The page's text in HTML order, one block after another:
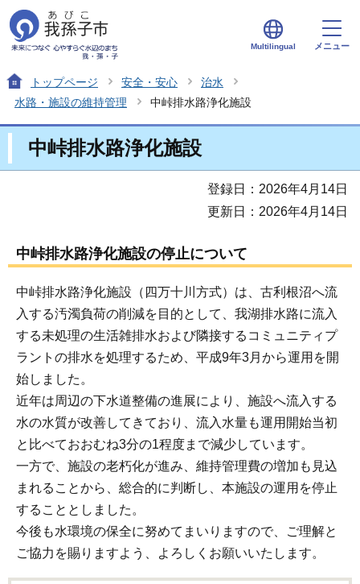
Multilingual メニュー
トップページ 安全・安心
治水
水路・施設の維持管理
中峠排水路浄化施設
中峠排水路浄化施設
登録日：2026年4月14日
更新日：2026年4月14日
中峠排水路浄化施設の停止について
中峠排水路浄化施設（四万十川方式）は、古利根沼へ流
入する汚濁負荷の削減を目的として、我湖排水路に流入
する未処理の生活雑排水および隣接するコミュニティプ
ラントの排水を処理するため、平成9年3月から運用を開
始しました。
近年は周辺の下水道整備の進展により、施設へ流入する
水の水質が改善してきており、流入水量も運用開始当初
と比べておおむね3分の1程度まで減少しています。
一方で、施設の老朽化が進み、維持管理費の増加も見込
まれることから、総合的に判断し、本施設の運用を停止
することとしました。
今後も水環境の保全に努めてまいりますので、ご理解と
ご協力を賜りますよう、よろしくお願いいたします。